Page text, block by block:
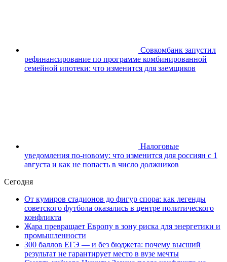
Совкомбанк запустил
рефинансирование по программе комбинированной
семейной ипотеки: что изменится для заемщиков
Налоговые
уведомления по-новому: что изменится для россиян с 1
августа и как не попасть в число должников
Сегодня
От кумиров стадионов до фигур спора: как легенды
советского футбола оказались в центре политического
конфликта
Жара превращает Европу в зону риска для энергетики и
промышленности
300 баллов ЕГЭ — и без бюджета: почему высший
результат не гарантирует место в вузе мечты